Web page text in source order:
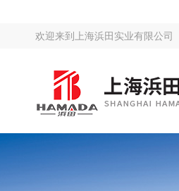
欢迎来到 上海浜田实业有限公司